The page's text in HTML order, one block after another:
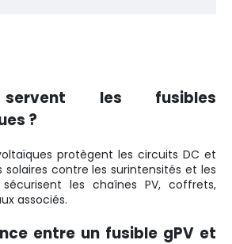
les fusibles
?
protègent les circuits DC et
solaires contre les surintensités et les
les chaînes PV, coffrets,
associés.
entre un fusible gPV et